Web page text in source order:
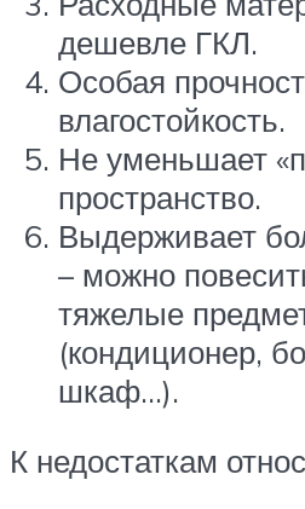
дешевле ГКЛ.
Особая
влагостойкость.
Не уменьшает
пространство.
Выдерживает
– можно
тяжелые
(кондиционер,
шкаф…).
К недостаткам